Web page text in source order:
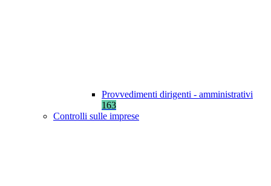
Provvedimenti dirigenti - amministrativi
163
Controlli sulle imprese